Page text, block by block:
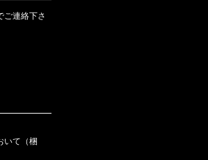
ご連絡下さ
いて（梱